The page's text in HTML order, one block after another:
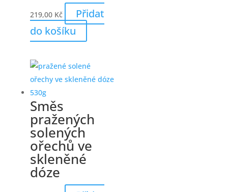
219,00 Kč
Přidat
do košíku
Směs
pražených
solených
ořechů ve
skleněné
dóze